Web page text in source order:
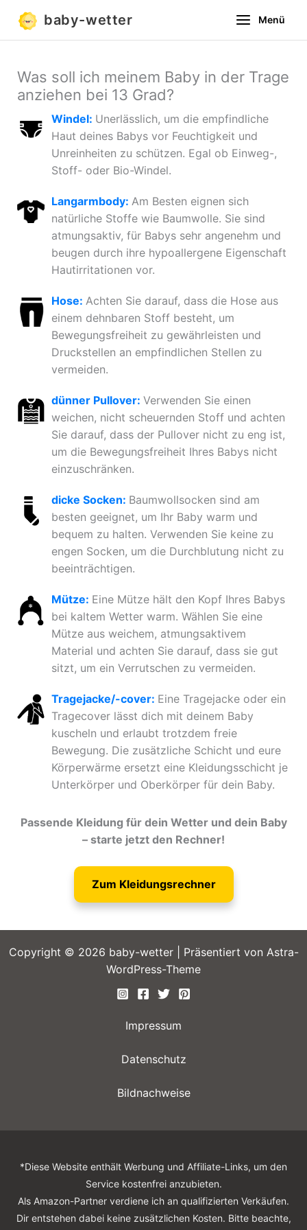
Inhalt
springen
baby-wetter Menü
Was soll ich meinem Baby in der Trage
anziehen bei 13 Grad?
Windel: Unerlässlich, um die empfindliche
Haut deines Babys vor Feuchtigkeit und
Unreinheiten zu schützen. Egal ob Einweg-,
Stoff- oder Bio-Windel.
Langarmbody: Am Besten eignen sich
natürliche Stoffe wie Baumwolle. Sie sind
atmungsaktiv, für Babys sehr angenehm und
beugen durch ihre hypoallergene Eigenschaft
Hautirritationen vor.
Hose: Achten Sie darauf, dass die Hose aus
einem dehnbaren Stoff besteht, um
Bewegungsfreiheit zu gewährleisten und
Druckstellen an empfindlichen Stellen zu
vermeiden.
dünner Pullover: Verwenden Sie einen
weichen, nicht scheuernden Stoff und achten
Sie darauf, dass der Pullover nicht zu eng ist,
um die Bewegungsfreiheit Ihres Babys nicht
einzuschränken.
dicke Socken: Baumwollsocken sind am
besten geeignet, um Ihr Baby warm und
bequem zu halten. Verwenden Sie keine zu
engen Socken, um die Durchblutung nicht zu
beeinträchtigen.
Mütze: Eine Mütze hält den Kopf Ihres Babys
bei kaltem Wetter warm. Wählen Sie eine
Mütze aus weichem, atmungsaktivem
Material und achten Sie darauf, dass sie gut
sitzt, um ein Verrutschen zu vermeiden.
Tragejacke/-cover: Eine Tragejacke oder ein
Tragecover lässt dich mit deinem Baby
kuscheln und erlaubt trotzdem freie
Bewegung. Die zusätzliche Schicht und eure
Körperwärme ersetzt eine Kleidungsschicht je
Unterkörper und Oberkörper für dein Baby.
Passende Kleidung für dein Wetter und dein Baby
– starte jetzt den Rechner!
Zum Kleidungsrechner
Copyright © 2026 baby-wetter | Präsentiert von Astra-
WordPress-Theme
Impressum
Datenschutz
Bildnachweise
*Diese Website enthält Werbung und Affiliate-Links, um den
Service kostenfrei anzubieten.
Als Amazon-Partner verdiene ich an qualifizierten Verkäufen.
Dir entstehen dabei keine zusätzlichen Kosten. Bitte beachte,